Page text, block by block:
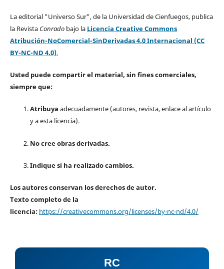
La editorial "Universo Sur", de la Universidad de Cienfuegos, publica
la Revista Conradobajo la Licencia Creative Commons
Atribución-NoComercial-SinDerivadas 4.0 Internacional (CC
BY-NC-ND 4.0).
Usted puede compartir el material, sin fines comerciales,
siempre que:
Atribuya adecuadamente (autores, revista, enlace al artículo
y a esta licencia).
No cree obras derivadas.
Indique si ha realizado cambios.
Los autores conservan los derechos de autor.
Texto completo de la
licencia: https://creativecommons.org/licenses/by-nc-nd/4.0/
RC